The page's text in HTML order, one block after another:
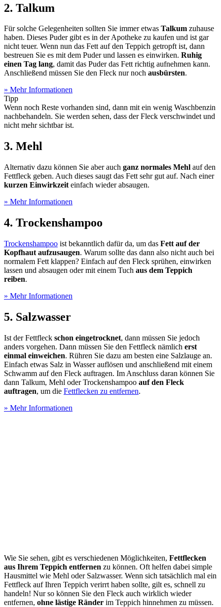
2. Talkum
Für solche Gelegenheiten sollten Sie immer etwas Talkum zuhause
haben. Dieses Puder gibt es in der Apotheke zu kaufen und ist gar
nicht teuer. Wenn nun das Fett auf den Teppich getropft ist, dann
bestreuen Sie es mit dem Puder und lassen es einwirken. Ruhig
einen Tag lang, damit das Puder das Fett richtig aufnehmen kann.
Anschließend müssen Sie den Fleck nur noch ausbürsten.
» Mehr Informationen
Tipp
Wenn noch Reste vorhanden sind, dann mit ein wenig Waschbenzin
nachbehandeln. Sie werden sehen, dass der Fleck verschwindet und
nicht mehr sichtbar ist.
3. Mehl
Alternativ dazu können Sie aber auch ganz normales Mehl auf den
Fettfleck geben. Auch dieses saugt das Fett sehr gut auf. Nach einer
kurzen Einwirkzeit einfach wieder absaugen.
» Mehr Informationen
4. Trockenshampoo
Trockenshampoo ist bekanntlich dafür da, um das Fett auf der
Kopfhaut aufzusaugen. Warum sollte das dann also nicht auch bei
normalem Fett klappen? Einfach auf den Fleck sprühen, einwirken
lassen und absaugen oder mit einem Tuch aus dem Teppich
reiben.
» Mehr Informationen
5. Salzwasser
Ist der Fettfleck schon eingetrocknet, dann müssen Sie jedoch
anders vorgehen. Dann müssen Sie den Fettfleck nämlich erst
einmal einweichen. Rühren Sie dazu am besten eine Salzlauge an.
Einfach etwas Salz in Wasser auflösen und anschließend mit einem
Schwamm auf den Fleck auftragen. Im Anschluss daran können Sie
dann Talkum, Mehl oder Trockenshampoo auf den Fleck
auftragen, um die Fettflecken zu entfernen.
» Mehr Informationen
Wie Sie sehen, gibt es verschiedenen Möglichkeiten, Fettflecken
aus Ihrem Teppich entfernen zu können. Oft helfen dabei simple
Hausmittel wie Mehl oder Salzwasser. Wenn sich tatsächlich mal ein
Fettfleck auf Ihren Teppich verirrt haben sollte, gilt es, schnell zu
handeln! Nur so können Sie den Fleck auch wirklich wieder
entfernen, ohne lästige Ränder im Teppich hinnehmen zu müssen.